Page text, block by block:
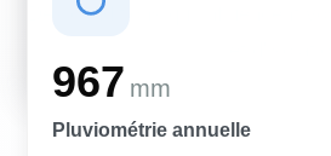
Des conditions qui influencent
967 mm
Pluviométrie annuelle